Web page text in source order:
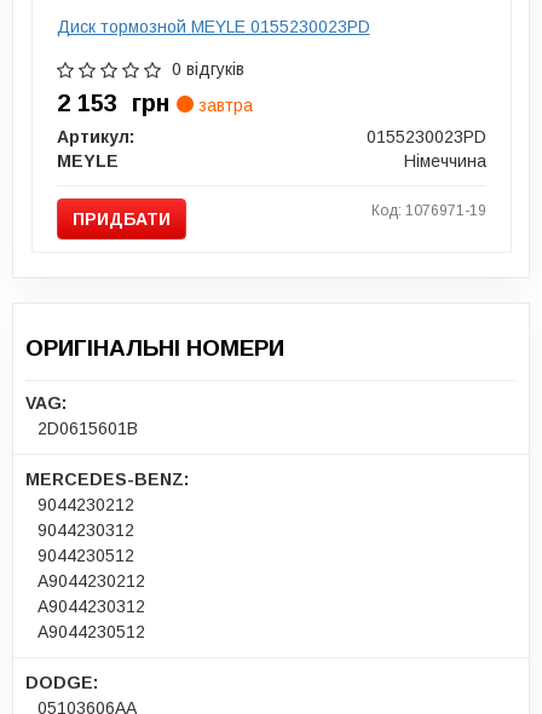
Диск тормозной MEYLE 0155230023PD
0 відгуків
2 153 грн
завтра
Артикул:
0155230023PD
MEYLE
Німеччина
ПРИДБАТИ Код: 1076971-19
ОРИГІНАЛЬНІ НОМЕРИ
VAG:
2D0615601B
MERCEDES-BENZ:
9044230212
9044230312
9044230512
A9044230212
A9044230312
A9044230512
DODGE:
05103606AA